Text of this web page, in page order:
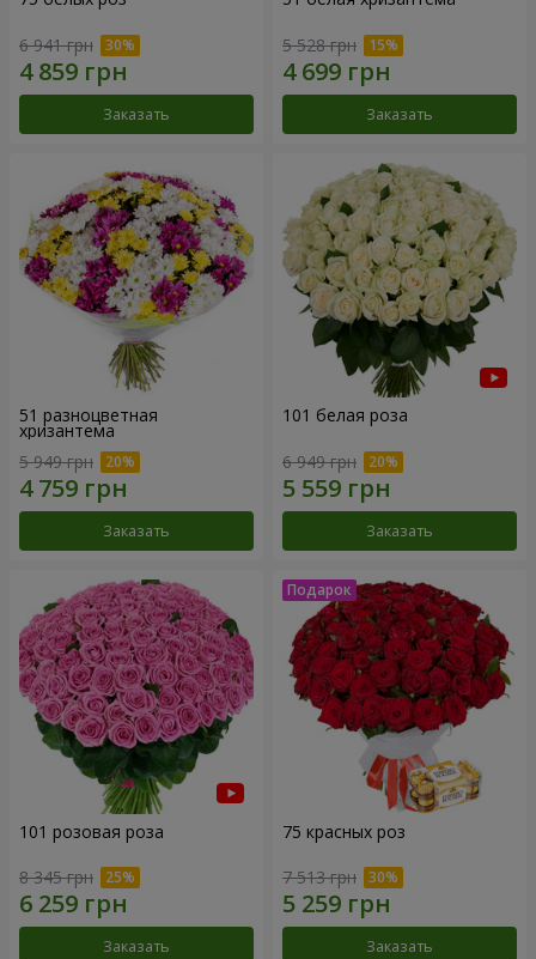
6 941 грн
Заказать
5 528 грн
Заказать
51 разноцветная
хризантема
5 949 грн
Заказать
101 белая роза
6 949 грн
Заказать
101 розовая роза
8 345 грн
Заказать
75 красных роз
7 513 грн
Заказать